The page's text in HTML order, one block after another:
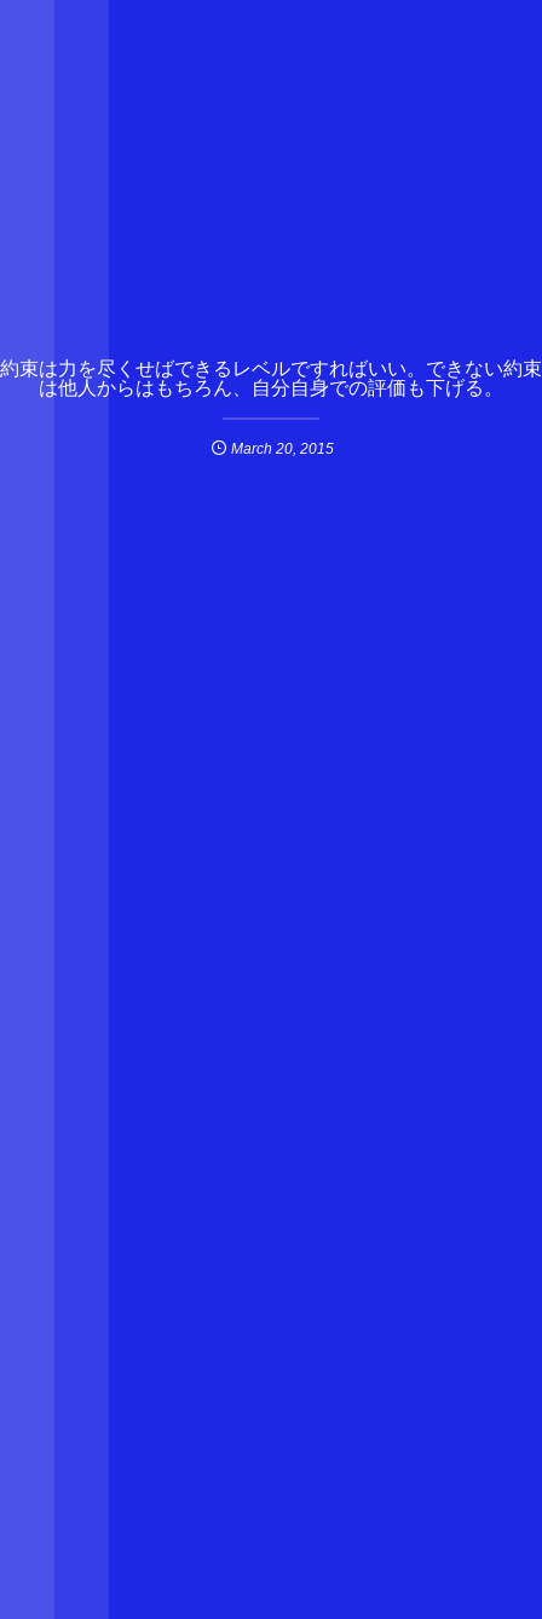
約束は力を尽くせばできるレベルですればいい。できない約束
は他人からはもちろん、自分自身での評価も下げる。
March 20 ,2015